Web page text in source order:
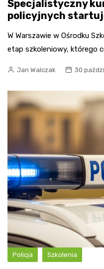
Specjalistyczny
policyjnych
W Warszawie w Ośrodku
etap szkoleniowy, którego
Jan Walczak 30
Policja Szkolenia